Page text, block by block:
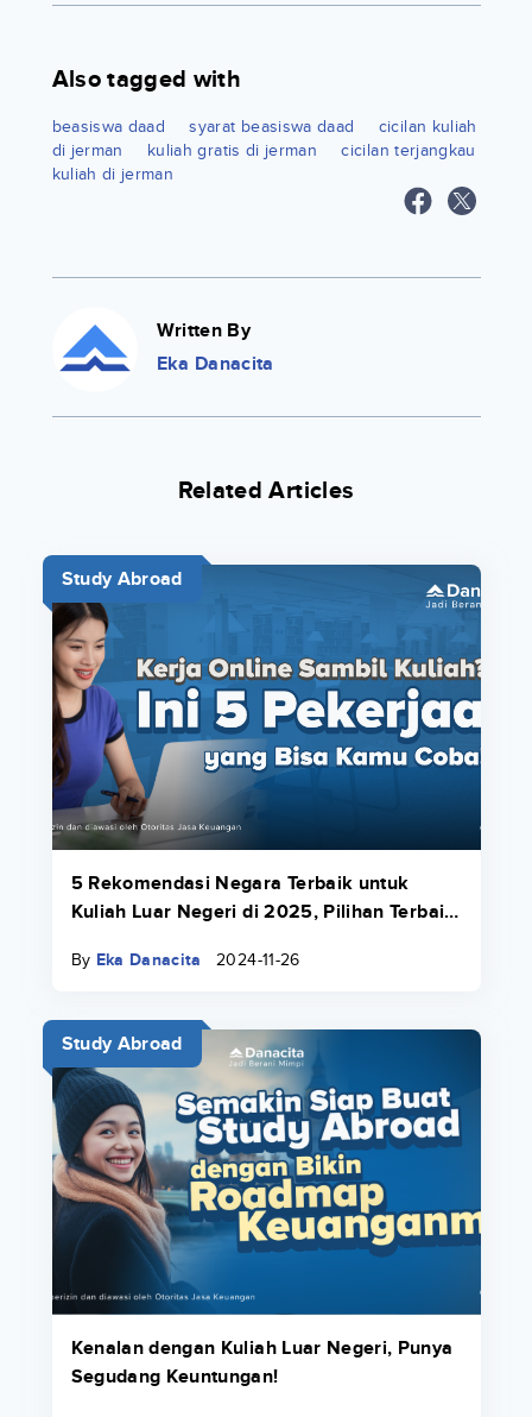
Also tagged with
beasiswa daad syarat beasiswa daad
cicilan kuliah
di jerman
kuliah gratis di jerman
cicilan terjangkau
kuliah di jerman
Written By
Eka Danacita
Related Articles
Study Abroad
5 Rekomendasi Negara Terbaik untuk
Kuliah Luar Negeri di 2025, Pilihan Terbaik
By Eka Danacita 2024-11-26
Study Abroad
Kenalan dengan Kuliah Luar Negeri, Punya
Segudang Keuntungan!